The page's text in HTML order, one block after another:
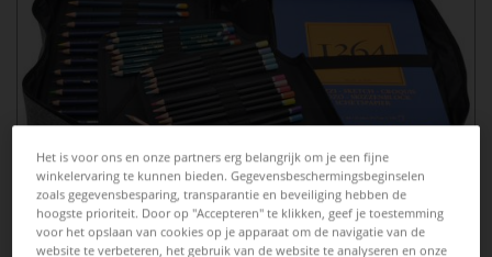
Het is voor ons en onze partners erg belangrijk om je een fijne
winkelervaring te kunnen bieden. Gegevensbeschermingsbeginselen
zoals gegevensbesparing, transparantie en beveiliging hebben de
hoogste prioriteit. Door op "Accepteren" te klikken, geef je toestemming
voor het opslaan van cookies op je apparaat om de navigatie van de
website te verbeteren, het gebruik van de website te analyseren en onze